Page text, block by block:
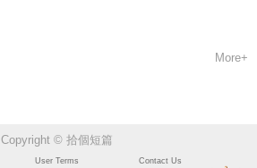
More+
Copyright © 拾個短篇
User Terms Contact Us